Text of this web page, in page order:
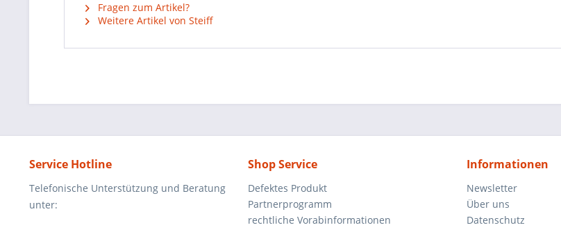
Fragen zum Artikel?
Weitere Artikel von Steiff
Service Hotline
Telefonische Unterstützung und Beratung
unter:
Shop Service
Defektes Produkt
Partnerprogramm
rechtliche Vorabinformationen
Informationen
Newsletter
Über uns
Datenschutz